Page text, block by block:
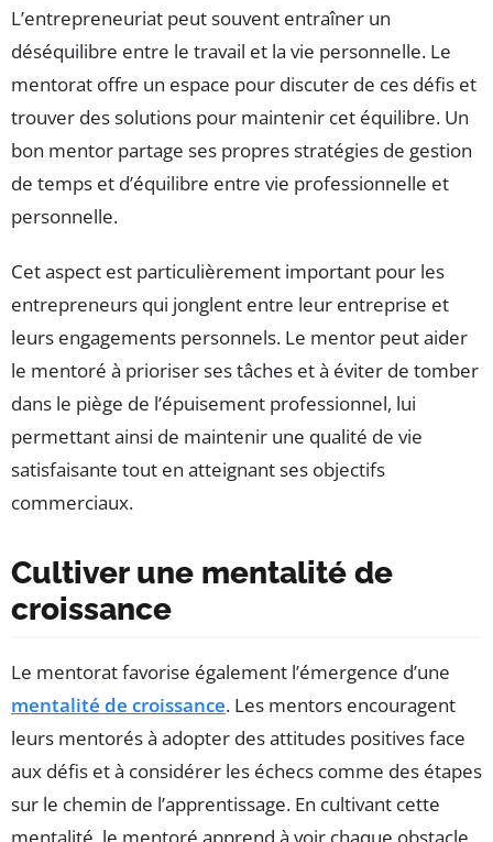
L’entrepreneuriat peut souvent entraîner un
déséquilibre entre le travail et la vie personnelle. Le
mentorat offre un espace pour discuter de ces défis et
trouver des solutions pour maintenir cet équilibre. Un
bon mentor partage ses propres stratégies de gestion
de temps et d’équilibre entre vie professionnelle et
personnelle.
Cet aspect est particulièrement important pour les
entrepreneurs qui jonglent entre leur entreprise et
leurs engagements personnels. Le mentor peut aider
le mentoré à prioriser ses tâches et à éviter de tomber
dans le piège de l’épuisement professionnel, lui
permettant ainsi de maintenir une qualité de vie
satisfaisante tout en atteignant ses objectifs
commerciaux.
Cultiver une mentalité de
croissance
Le mentorat favorise également l’émergence d’une
mentalité de croissance. Les mentors encouragent
leurs mentorés à adopter des attitudes positives face
aux défis et à considérer les échecs comme des étapes
sur le chemin de l’apprentissage. En cultivant cette